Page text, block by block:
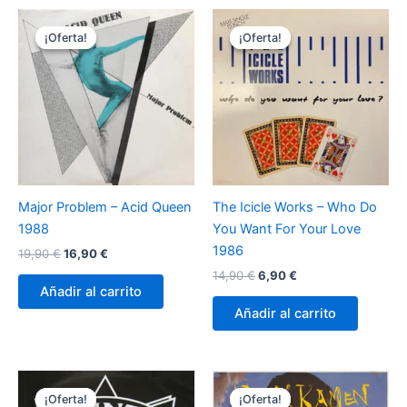
¡Oferta!
¡Oferta!
Major Problem – Acid Queen
1988
19,90€El
original
era:
16,90€
actual
es:
Añadir al carrito
¡Oferta!
¡Oferta!
The Icicle Works – Who Do
You Want For Your Love
1986
14,90€El
original
era:
6,90€
actual
es:
Añadir al carrito
¡Oferta!
¡Oferta! ¡Oferta!
¡Oferta!